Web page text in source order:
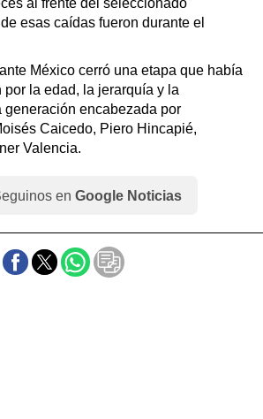
al frente del seleccionado
esas caídas fueron durante el
México cerró una etapa que había
la edad, la jerarquía y la
generación encabezada por
Caicedo, Piero Hincapié,
Valencia.
en Google Noticias